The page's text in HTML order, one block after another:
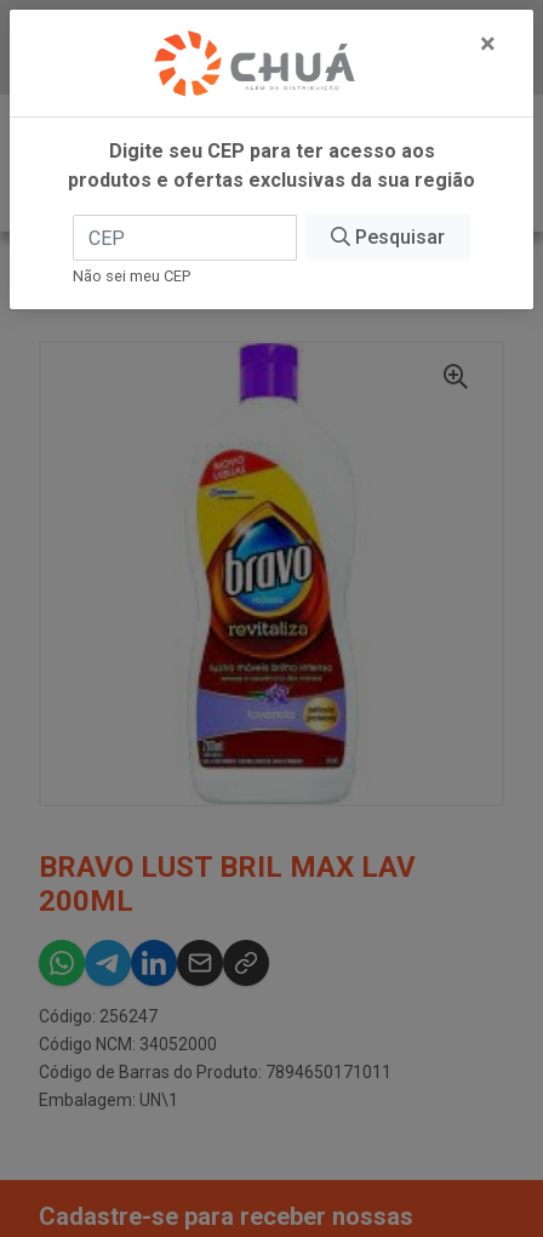
Baixe já nosso APP
0
INÍCIO
SC JOHNSON
BRAVO LUST BRIL MAX LAV
200ML
Código: 256247
Código NCM: 34052000
Código de Barras do Produto: 7894650171011
Embalagem: UN\1
Cadastre-se para receber nossas
×
Digite seu CEP para ter acesso aos
produtos e ofertas exclusivas da sua região
Pesquisar
Não sei meu CEP